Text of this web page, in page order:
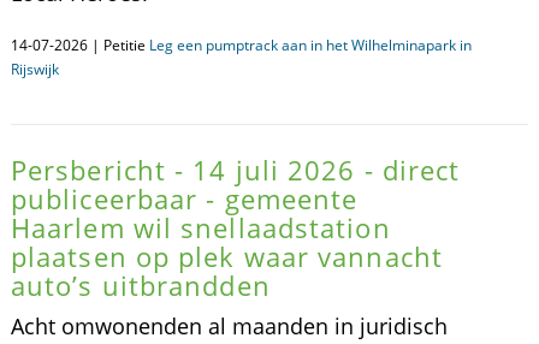
14-07-2026 | Petitie Leg een pumptrack aan in het Wilhelminapark in
Rijswijk
Persbericht - 14 juli 2026 - direct
publiceerbaar - gemeente
Haarlem wil snellaadstation
plaatsen op plek waar vannacht
auto’s uitbrandden
Acht omwonenden al maanden in juridisch